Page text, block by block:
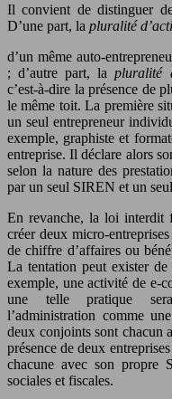
Il convient de distinguer
D’une part, la pluralité
d’un même auto-
; d’autre part, lapluralité
c’est-à-dire la présence de
le même toit. La première
un seul entrepreneur
exemple, graphiste et
entreprise. Il déclare alors
selon la nature des
par un seul SIREN et un
En revanche, la loi interdit
créer deux micro-
de chiffre d’affaires ou
La tentation peut exister
exemple, une activité de e-
une telle pratique
l’administration comme une
deux conjoints sont chacun
présence de deux
chacune avec son propre
sociales et fiscales.